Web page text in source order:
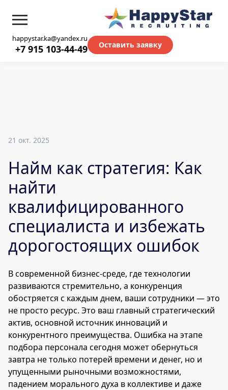
21 окт. 2025
Найм как стратегия: Как
найти
квалифицированного
специалиста и избежать
дорогостоящих ошибок
В современной бизнес-среде, где технологии
развиваются стремительно, а конкуренция
обостряется с каждым днем, ваши сотрудники — это
не просто ресурс. Это ваш главный стратегический
актив, основной источник инноваций и
конкурентного преимущества. Ошибка на этапе
подбора персонала сегодня может обернуться
завтра не только потерей времени и денег, но и
упущенными рыночными возможностями,
падением морального духа в коллективе и даже
happystar.ka@yandex.ru
+7 915 103-44-49 Оставить заявку